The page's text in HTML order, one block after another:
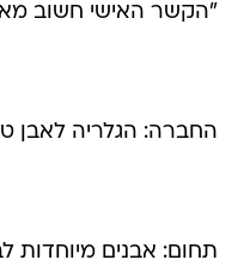
"הקשר האישי חשוב
החברה: הגלריה לאבן
תחום: אבנים מיוחדות